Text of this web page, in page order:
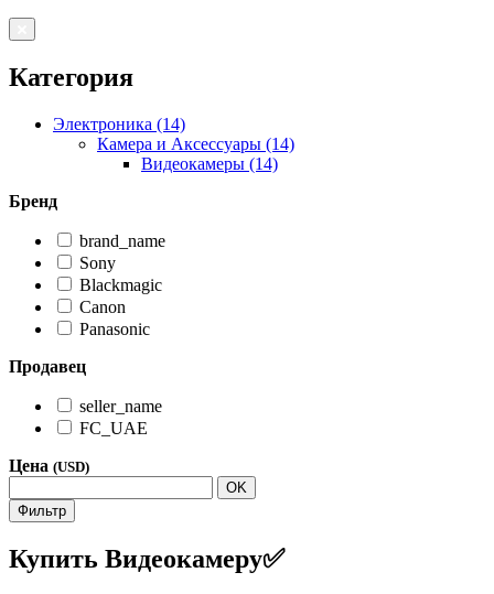
Категория
Электроника (14)
Камера и Аксессуары (14)
Видеокамеры (14)
Бренд
brand_name
Sony
Blackmagic
Canon
Panasonic
Продавец
seller_name
FC_UAE
Цена (USD)
OK
Фильтр
Купить Видеокамеру✅